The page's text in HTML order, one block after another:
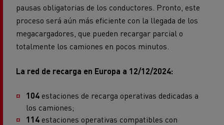
pausas obligatorias de los conductores. Pronto, este
proceso será aún más eficiente con la llegada de los
megacargadores, que pueden recargar parcial o
totalmente los camiones en pocos minutos.
La red de recarga en Europa a 12/12/2024:
104 estaciones de recarga operativas dedicadas a
los camiones;
114 estaciones operativas compatibles con